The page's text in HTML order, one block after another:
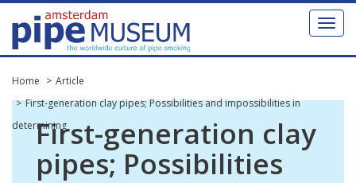
Toggle
Home
Article
First-generation clay pipes; Possibilities and impossibilities in
determining
First-generation clay
pipes; Possibilities